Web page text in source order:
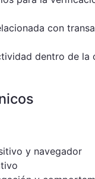
con
dentro de la
y navegador